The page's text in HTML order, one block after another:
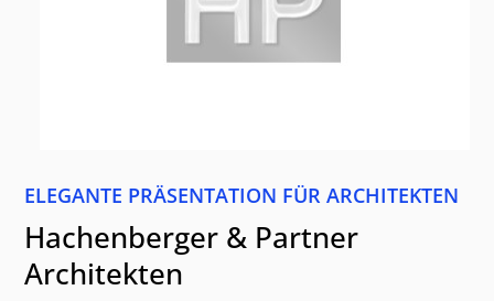
ELEGANTE PRÄSENTATION FÜR ARCHITEKTEN
Hachenberger & Partner
Architekten